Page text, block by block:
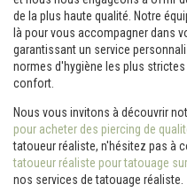
de la plus haute qualité. Notre
là pour vous accompagner dans
garantissant un service
normes d'hygiène les plus
confort.
Nous vous invitons à découvrir
pour acheter des piercing de
tatoueur réaliste, n'hésitez pas à
tatoueur réaliste pour tatouage
nos services de tatouage réaliste.